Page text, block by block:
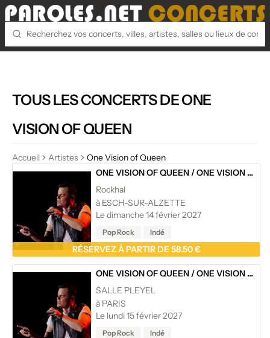
TOUS LES CONCERTS DE ONE
VISION OF QUEEN
Accueil Artistes
One Vision of Queen
ONE VISION OF QUEEN /ONE VISION OF QUEEN 2027 - ONE OF THE MOST SPECTACULAR QUEEN TRIBUTE SHOWS - FEAT MARC MARTEL
Rockhal
à ESCH-SUR-ALZETTE
Le dimanche 14 février 2027
Pop Rock Indé
RÉSERVEZ À PARTIR DE 58.50 €
ONE VISION OF QUEEN /ONE VISION OF QUEEN 2027 - ONE OF THE MOST SPECTACULAR QUEEN TRIBUTE SHOWS - FEAT MARC MARTEL
SALLE PLEYEL
à PARIS
Le lundi 15 février 2027
Pop Rock Indé